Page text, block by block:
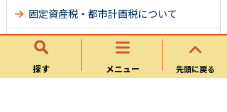
探す メニュー 先頭に戻る
固定資産税・都市計画税について
市税に関する証明について
市税の納付に関すること